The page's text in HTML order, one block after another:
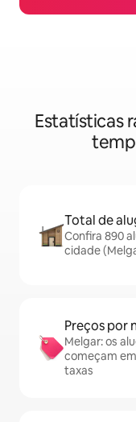
Estatísticas
Total de
Confira 890
cidade
Preços por
Melgar: os
começam
taxas